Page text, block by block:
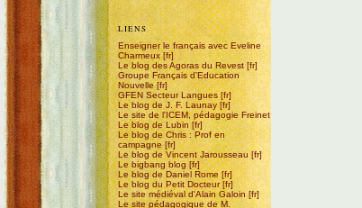
LIENS
Enseigner le français avec Eveline
Charmeux
Le blog des Agoras du Revest
Groupe Français d'Education
Nouvelle
GFEN Secteur Langues
Le blog de J. F. Launay
Le site de l'ICEM, pédagogie Freinet
Le blog de Lubin
Le blog de Chris : Prof en
campagne
Le blog de Vincent Jarousseau
Le bigbang blog
Le blog de Daniel Rome
Le blog du Petit Docteur
Le site médiéval d'Alain Galoin
Le site pédagogique de M.